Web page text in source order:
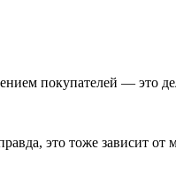
покупателей — это
это тоже зависит